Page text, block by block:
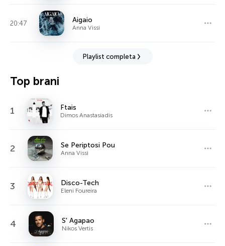
20:47 Aigaio
Anna Vissi
Playlist completa
Top brani
1 Ftais
Dimos Anastasiadis
2 Se Periptosi Pou
Anna Vissi
3 Disco-Tech
Eleni Foureira
4 S' Agapao
Nikos Vertis